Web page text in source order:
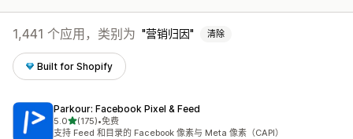
1,441 个应用，类别为 营销归因 清除
Built for Shopify
Parkour: Facebook Pixel & Feed
5.0星（满分 5 星）
(175)
总共 175 条评论
•免费
支持 Feed 和目录的 Facebook 像素与 Meta 像素（CAPI）